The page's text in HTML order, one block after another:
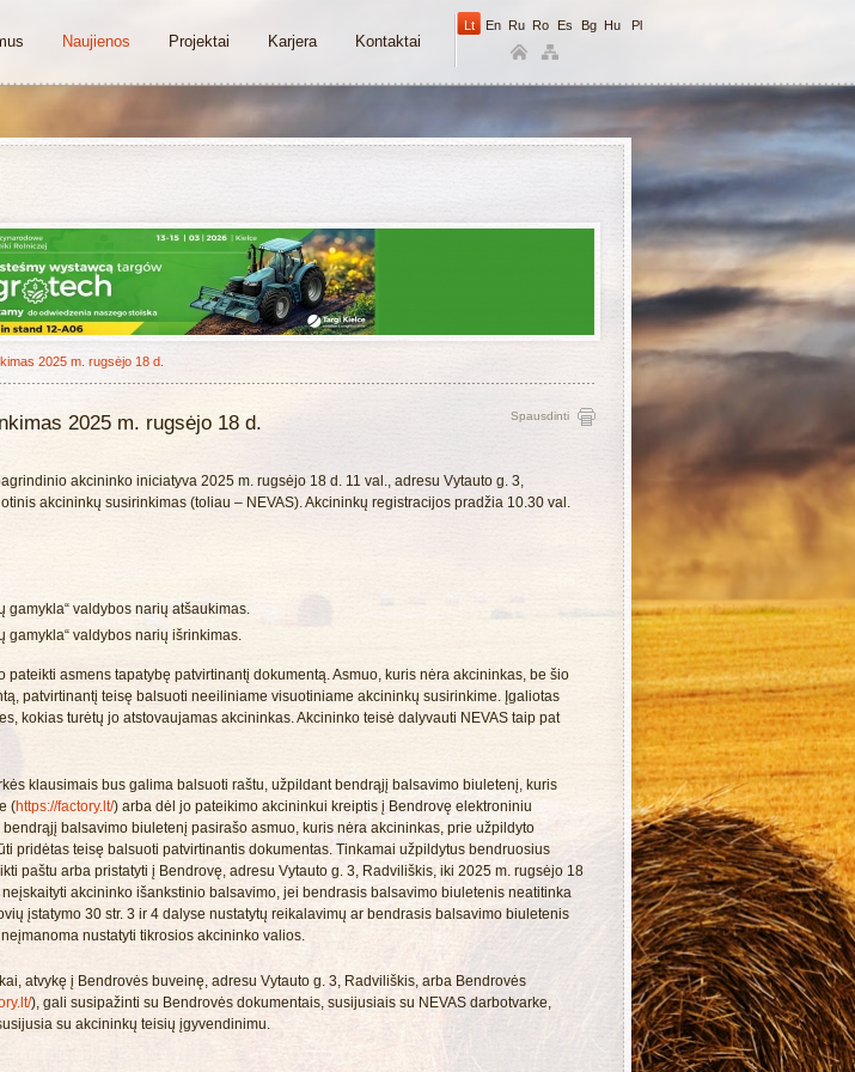
Naujienos Projektai Karjera Kontaktai
Lt En Ru Ro Es Bg Hu Pl
2025 m. rugsėjo 18 d.
Spausdinti
2025 m. rugsėjo 18 d.
akcininko iniciatyva 2025 m. rugsėjo 18 d. 11 val., adresu Vytauto g. 3,
akcininkų susirinkimas (toliau – NEVAS). Akcininkų registracijos pradžia 10.30 val.
gamykla“ valdybos narių atšaukimas.
gamykla“ valdybos narių išrinkimas.
pateikti asmens tapatybę patvirtinantį dokumentą. Asmuo, kuris nėra akcininkas, be šio
patvirtinantį teisę balsuoti neeiliniame visuotiniame akcininkų susirinkime. Įgaliotas
kokias turėtų jo atstovaujamas akcininkas. Akcininko teisė dalyvauti NEVAS taip pat
klausimais bus galima balsuoti raštu, užpildant bendrąjį balsavimo biuletenį, kuris
(https://factory.lt/) arba dėl jo pateikimo akcininkui kreiptis į Bendrovę elektroniniu
balsavimo biuletenį pasirašo asmuo, kuris nėra akcininkas, prie užpildyto
pridėtas teisę balsuoti patvirtinantis dokumentas. Tinkamai užpildytus bendruosius
paštu arba pristatyti į Bendrovę, adresu Vytauto g. 3, Radviliškis, iki 2025 m. rugsėjo 18
akcininko išankstinio balsavimo, jei bendrasis balsavimo biuletenis neatitinka
įstatymo 30 str. 3 ir 4 dalyse nustatytų reikalavimų ar bendrasis balsavimo biuletenis
nustatyti tikrosios akcininko valios.
atvykę į Bendrovės buveinę, adresu Vytauto g. 3, Radviliškis, arba Bendrovės
), gali susipažinti su Bendrovės dokumentais, susijusiais su NEVAS darbotvarke,
su akcininkų teisių įgyvendinimu.